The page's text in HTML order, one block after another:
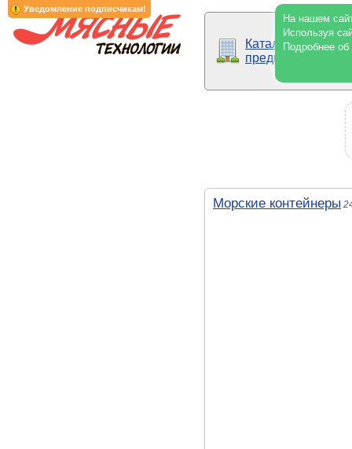
Уведомление подписчикам!
На нашем
Используя
Подробнее
Каталог
предприятий
Морские контейнеры